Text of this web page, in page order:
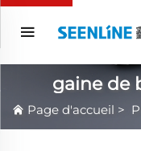
gaine de
Page d'accueil >